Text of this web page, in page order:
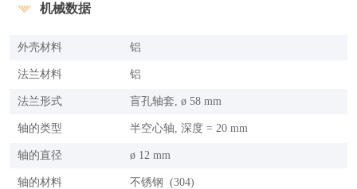
机械数据
外壳材料 铝
法兰材料 铝
法兰形式 盲孔轴套, ø 58 mm
轴的类型 半空心轴, 深度 = 20 mm
轴的直径 ø 12 mm
轴的材料 不锈钢 (304)